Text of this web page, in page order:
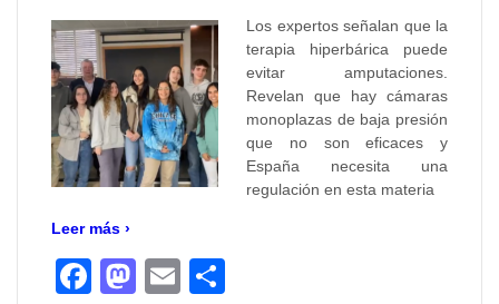
Los expertos señalan que la
terapia hiperbárica puede
evitar amputaciones.
Revelan que hay cámaras
monoplazas de baja presión
que no son eficaces y
España necesita una
regulación en esta materia
Leer más ›
Facebook
Mastodon
Email